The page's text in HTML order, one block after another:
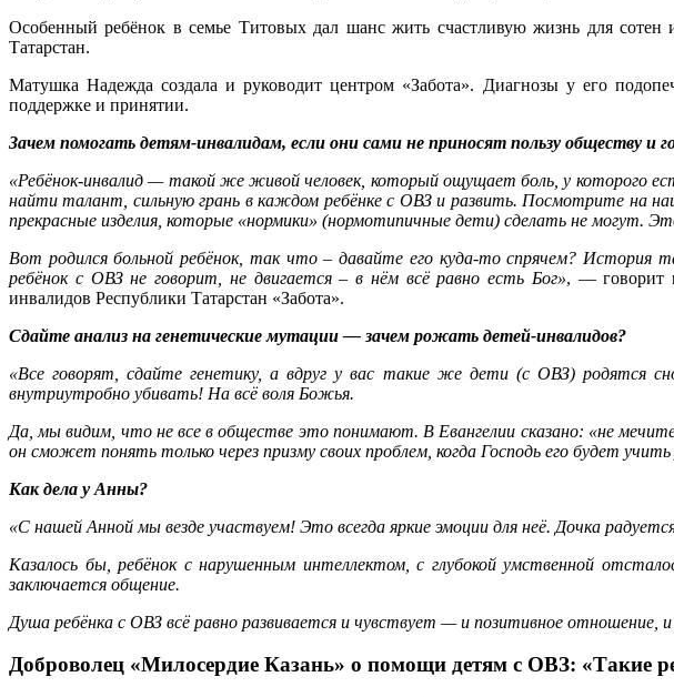
Особенный ребёнок в семье Титовых дал шанс жить счастливую жизнь для
Татарстан.
Матушка Надежда создала и руководит центром «Забота». Диагнозы у его
поддержке и принятии.
Зачем помогать детям-инвалидам, если они сами не приносят пользу обществу и
«Ребёнок-инвалид — такой же живой человек, который ощущает боль, у которого
найти талант, сильную грань в каждом ребёнке с ОВЗ и развить. Посмотрите на
прекрасные изделия, которые «нормики» (нормотипичные дети) сделать не могут.
Вот родился больной ребёнок, так что – давайте его куда-то спрячем? История
ребёнок с ОВЗ не говорит, не двигается – в нём всё равно есть Бог», — говорит
инвалидов Республики Татарстан «Забота».
Сдайте анализ на генетические мутации — зачем рожать детей-инвалидов?
«Все говорят, сдайте генетику, а вдруг у вас такие же дети (с ОВЗ) родятся
внутриутробно убивать! На всё воля Божья.
Да, мы видим, что не все в обществе это понимают. В Евангелии сказано: «не
он сможет понять только через призму своих проблем, когда Господь его будет
Как дела у Анны?
«С нашей Анной мы везде участвуем! Это всегда яркие эмоции для неё. Дочка
Казалось бы, ребёнок с нарушенным интеллектом, с глубокой умственной
заключается общение.
Душа ребёнка с ОВЗ всё равно развивается и чувствует — и позитивное отношение,
Доброволец «Милосердие Казань» о помощи детям с ОВЗ: «Такие